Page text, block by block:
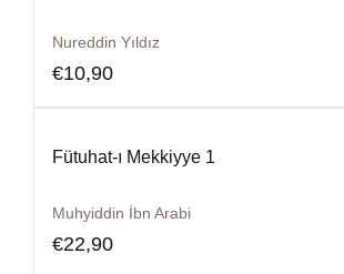
Nureddin Yıldız
€10,90
Fütuhat-ı Mekkiyye 1
Muhyiddin İbn Arabi
€22,90